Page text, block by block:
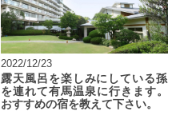
2022/12/23
露天風呂を楽しみにしている孫
を連れて有馬温泉に行きます。
おすすめの宿を教えて下さい。